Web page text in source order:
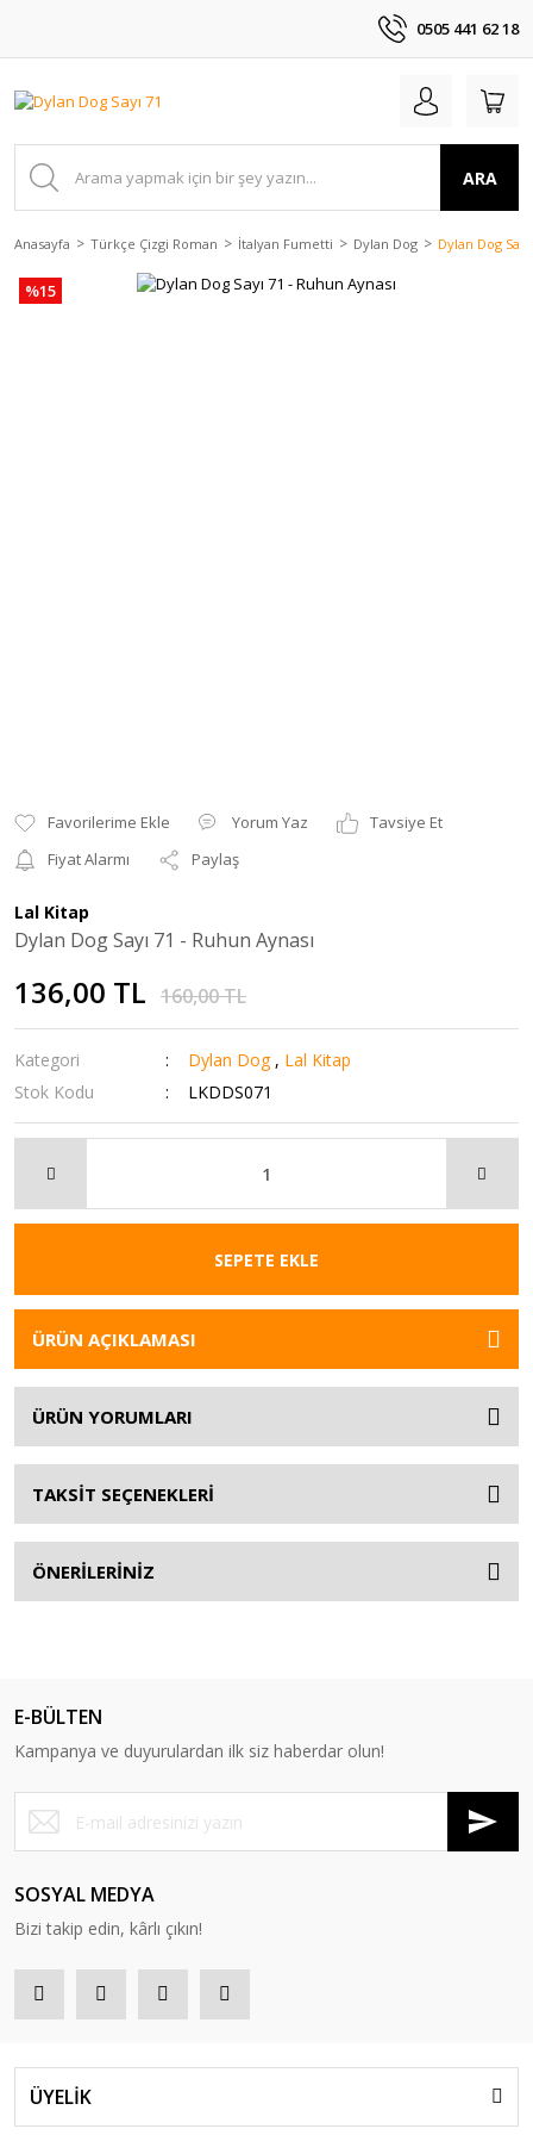
0505 441 62 18
ARA
Anasayfa Türkçe Çizgi Roman İtalyan Fumetti Dylan Dog Dylan Dog
%15
Yorum Yaz
Tavsiye Et
Fiyat Alarmı
Paylaş
Lal Kitap
Dylan Dog Sayı 71 - Ruhun Aynası
136,00 TL 160,00 TL
Kategori Dylan Dog , Lal Kitap
Stok Kodu
LKDDS071
SEPETE EKLE
ÜRÜN AÇIKLAMASI
ÜRÜN YORUMLARI
TAKSİT SEÇENEKLERİ
ÖNERİLERİNİZ
E-BÜLTEN
Kampanya ve duyurulardan ilk siz haberdar olun!
SOSYAL MEDYA
Bizi takip edin, kârlı çıkın!
ÜYELİK